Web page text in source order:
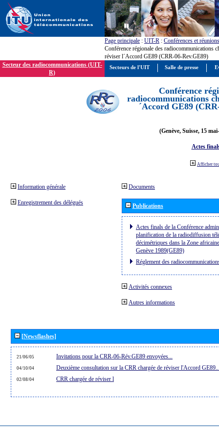
Page principale : UIT-R : Conférences et réunions
Conférence régionale des radiocommunications
réviser l´Accord GE89 (CRR-06-Rev.GE89)
Secteur des radiocommunications (UIT-
R)
Conférence
radiocommunications
´Accord GE89
(Genève, Suisse, 15
Actes
Afficher
Information générale
Enregistrement des délégués
Documents
Publications
Actes finals de la Conférence
planification de la radiodiffusion
décimétriques dans la Zone
Genève 1989(GE89)
Réglement des
Activités connexes
Autres informations
[Newsflashes]
21/06/05 Invitations pour la CRR-06-Rév.GE89 envoyées...
04/10/04 Deuxième consultation sur la CRR chargée de réviser l'Accord
02/08/04 CRR chargée de réviser l
Secteurs de l'UIT Salle de presse